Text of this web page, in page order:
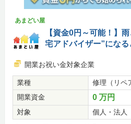
あまどい屋
【資金0円～可能！】
宅アドバイザー”になる
開業お祝い金対象企業
業種
修理（リペ
開業資金
0 万円
対象 個人・法人